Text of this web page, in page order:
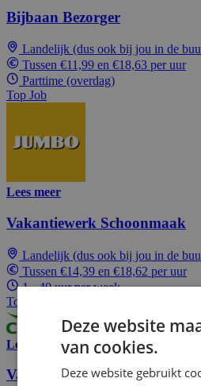
Bijbaan Bezorger
Landelijk (dus ook bij jou in de
Tussen €11,99 en €18,63 per uur
Parttime (overdag)
Top Job
Lees meer
Vakantiewerk Schoonmaak
Landelijk (dus ook bij jou in de
Tussen €14,39 en €18,62 per uur
1 - 40 uur per week
Top Job
Lees meer
Vakantiewerk Huishoudelijke
Deze website
van cookies.
Deze website gebruikt